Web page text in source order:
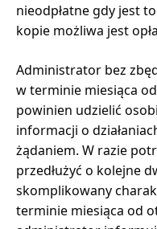
nieodpłatne gdy jest
kopie możliwa jest
Administrator bez
w terminie miesiąca
powinien udzielić
informacji o
żądaniem. W razie
przedłużyć o kolejne
skomplikowany
terminie miesiąca od